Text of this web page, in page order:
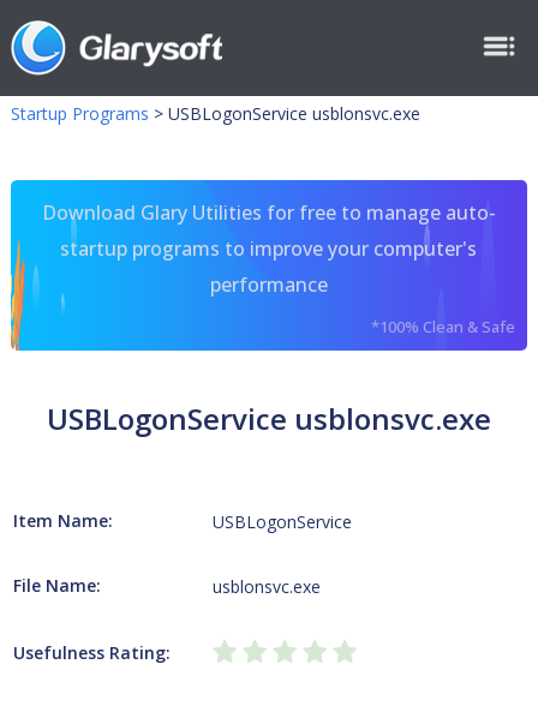
Startup Programs > USBLogonService usblonsvc.exe
Download Glary Utilities for free to manage auto-
startup programs to improve your computer's
performance
*100% Clean & Safe
USBLogonService usblonsvc.exe
Item Name: USBLogonService
File Name: usblonsvc.exe
Usefulness Rating: